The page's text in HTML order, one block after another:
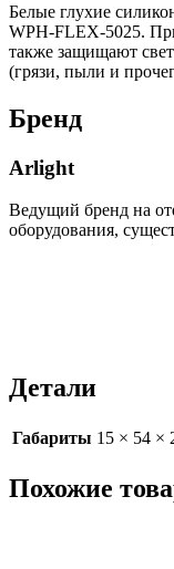
Белые глухие
WPH-FLEX-5025.
также защищают
(грязи, пыли и
Бренд
Arlight
Ведущий бренд на
оборудования,
Детали
Габариты 15 × 54 ×
Похожие